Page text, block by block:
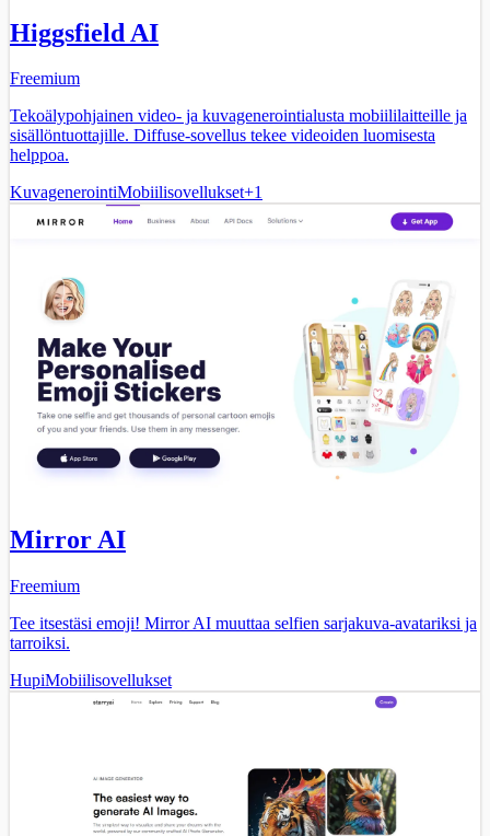
Higgsfield AI
Freemium
Tekoälypohjainen video- ja kuvagenerointialusta mobiililaitteille ja
sisällöntuottajille. Diffuse-sovellus tekee videoiden luomisesta
helppoa.
KuvagenerointiMobiilisovellukset+1
Mirror AI
Freemium
Tee itsestäsi emoji! Mirror AI muuttaa selfien sarjakuva-avatariksi ja
tarroiksi.
HupiMobiilisovellukset